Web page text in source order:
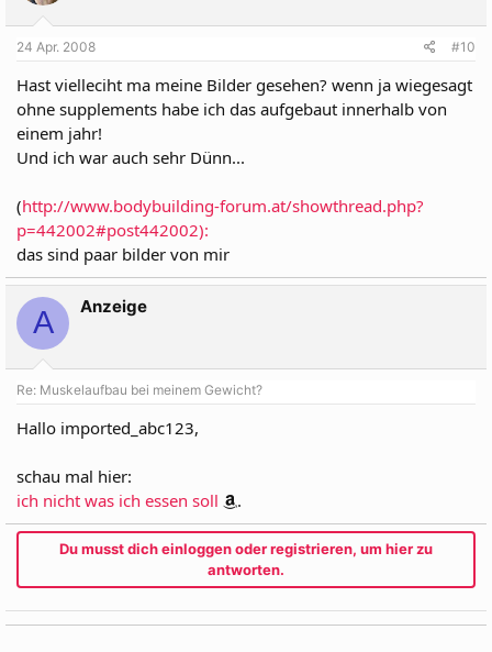
24 Apr. 2008 #10
Hast vielleciht ma meine Bilder gesehen? wenn ja wiegesagt
ohne supplements habe ich das aufgebaut innerhalb von
einem jahr!
Und ich war auch sehr Dünn...
(http://www.bodybuilding-forum.at/showthread.php?
p=442002#post442002):
das sind paar bilder von mir
A Anzeige
Re: Muskelaufbau bei meinem Gewicht?
Hallo imported_abc123,
schau mal hier:
ich nicht was ich essen soll
.
Du musst dich einloggen oder registrieren, um hier zu
antworten.